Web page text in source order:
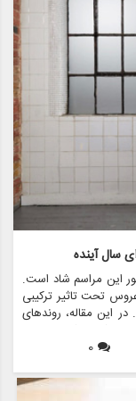
سال آینده
این مراسم شاد است.
تحت تاثیر ترکیبی
این مقاله، روندهای
هایی که هر عروس
تا لباس رویایی خود
0